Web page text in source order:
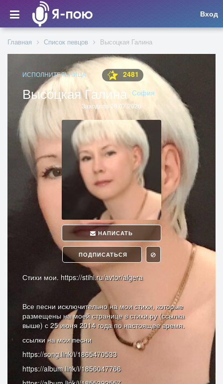
Вход
Главная Список певцов Высоцкая Галина
ИСПОЛНИТЕЛЬНИЦА 2481
Высоцкая Галина София
Заходила 29.07.2026
НАПИСАТЬ
ПОДПИСАТЬСЯ
Стихи мои. https://stihi.ru/avtor/algera
Все песни исключительно на мои стихи, которые
размещены на моей странице в стихи.ру (ссылка
выше) с 25 июня 2014 года по настоящее время.
ссылки на мои песни
https://song.link/i/1865470533
https://album.link/i/1856047766